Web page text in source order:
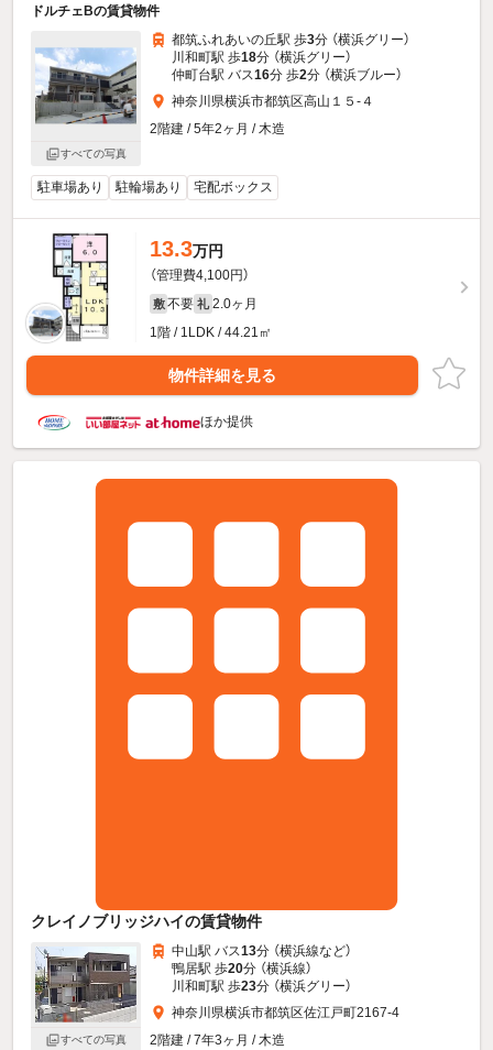
ドルチェBの賃貸物件
すべての写真
都筑ふれあいの丘駅 歩3分 （横浜グリー）
川和町駅 歩18分 （横浜グリー）
仲町台駅 バス16分 歩2分 （横浜ブルー）
神奈川県横浜市都筑区高山１５-４
2階建 / 5年2ヶ月 / 木造
駐車場あり 駐輪場あり 宅配ボックス
13.3万円
（管理費4,100円）
敷 不要 礼 2.0ヶ月
1階 / 1LDK / 44.21㎡
物件詳細を見る
ほか提供
クレイノブリッジハイの賃貸物件
すべての写真
中山駅 バス13分 （横浜線など）
鴨居駅 歩20分 （横浜線）
川和町駅 歩23分 （横浜グリー）
神奈川県横浜市都筑区佐江戸町2167-4
2階建 / 7年3ヶ月 / 木造